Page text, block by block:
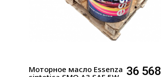
Моторное масло Essenza 36 568